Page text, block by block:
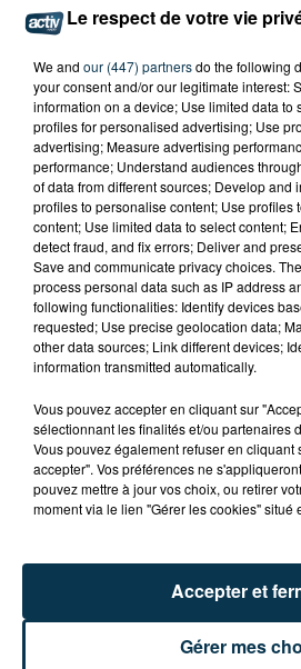
TITRES DIFFUSÉS
Le respect de votre vie
We and our (447) partnersdo the following
your consent and/or our legitimate interest:
information on a device; Use limited data to
profiles for personalised advertising; Use
advertising; Measure advertising
performance; Understand audiences
of data from different sources; Develop and
profiles to personalise content; Use profiles
content; Use limited data to select content;
detect fraud, and fix errors; Deliver and
Save and communicate privacy choices.
process personal data such as IP address
following functionalities: Identify devices
requested; Use precise geolocation data;
other data sources; Link different devices;
information transmitted automatically.
Vous pouvez accepter en cliquant sur
sélectionnant les finalités et/ou partenaires
Vous pouvez également refuser en cliquant
accepter". Vos préférences ne
pouvez mettre à jour vos choix, ou retirer
moment via le lien "Gérer les cookies" situé
Gérer mes
Accepter et